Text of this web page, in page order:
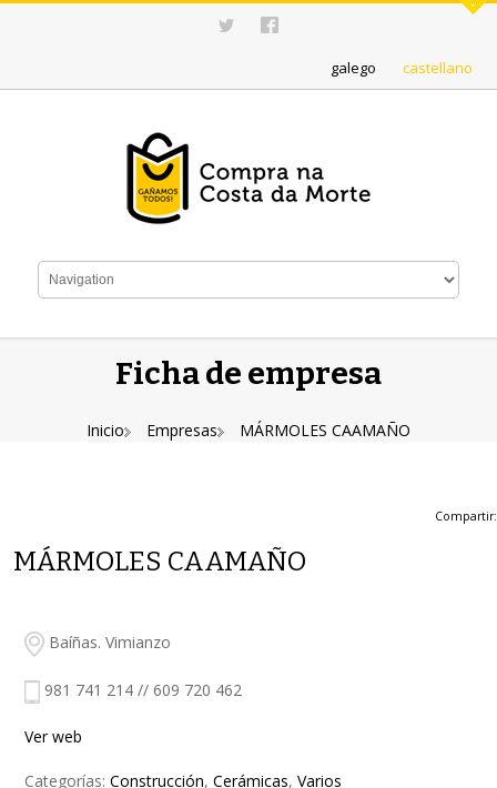
galego castellano
Ficha de empresa
Inicio Empresas MÁRMOLES CAAMAÑO
Compartir:
MÁRMOLES CAAMAÑO
Baíñas. Vimianzo
981 741 214 // 609 720 462
Ver web
Categorías: Construcción, Cerámicas, Varios